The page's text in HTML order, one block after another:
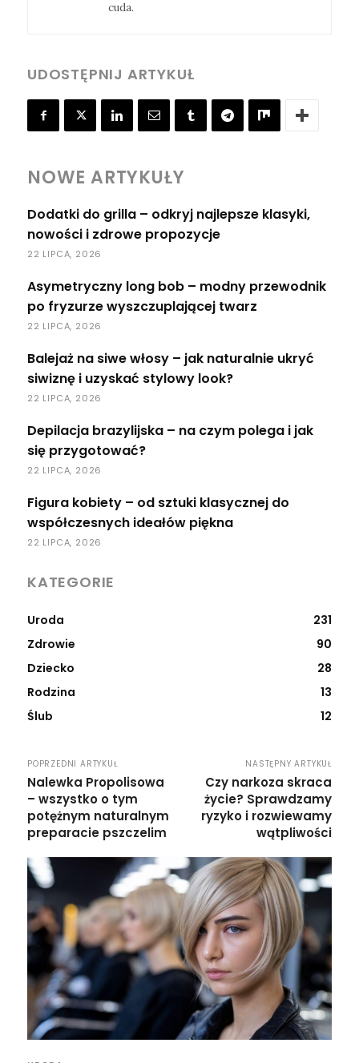
cuda.
UDOSTĘPNIJ ARTYKUŁ
NOWE ARTYKUŁY
Dodatki do grilla – odkryj najlepsze klasyki,
nowości i zdrowe propozycje
22 LIPCA, 2026
Asymetryczny long bob – modny przewodnik
po fryzurze wyszczuplającej twarz
22 LIPCA, 2026
Balejaż na siwe włosy – jak naturalnie ukryć
siwiznę i uzyskać stylowy look?
22 LIPCA, 2026
Depilacja brazylijska – na czym polega i jak
się przygotować?
22 LIPCA, 2026
Figura kobiety – od sztuki klasycznej do
współczesnych ideałów piękna
22 LIPCA, 2026
KATEGORIE
Uroda
231
Zdrowie
90
Dziecko
28
Rodzina
13
Ślub
12
POPRZEDNI ARTYKUŁ
Nalewka Propolisowa
– wszystko o tym
potężnym naturalnym
preparacie pszczelim
NASTĘPNY ARTYKUŁ
Czy narkoza skraca
życie? Sprawdzamy
ryzyko i rozwiewamy
wątpliwości